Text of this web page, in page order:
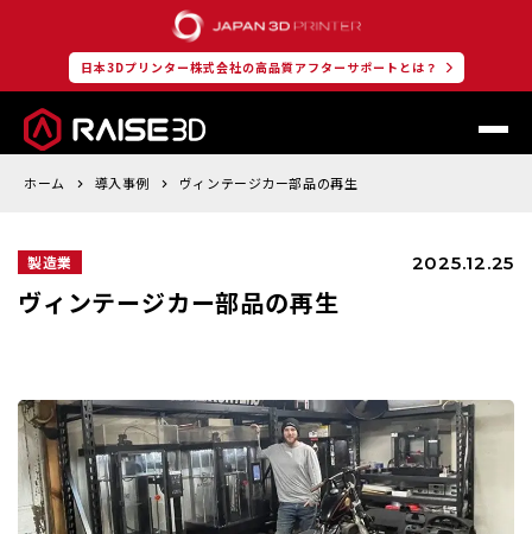
日本3Dプリンター株式会社の高品質アフターサポートとは？
ホーム 導入事例 ヴィンテージカー部品の再生
製造業 2025.12.25
ヴィンテージカー部品の再生